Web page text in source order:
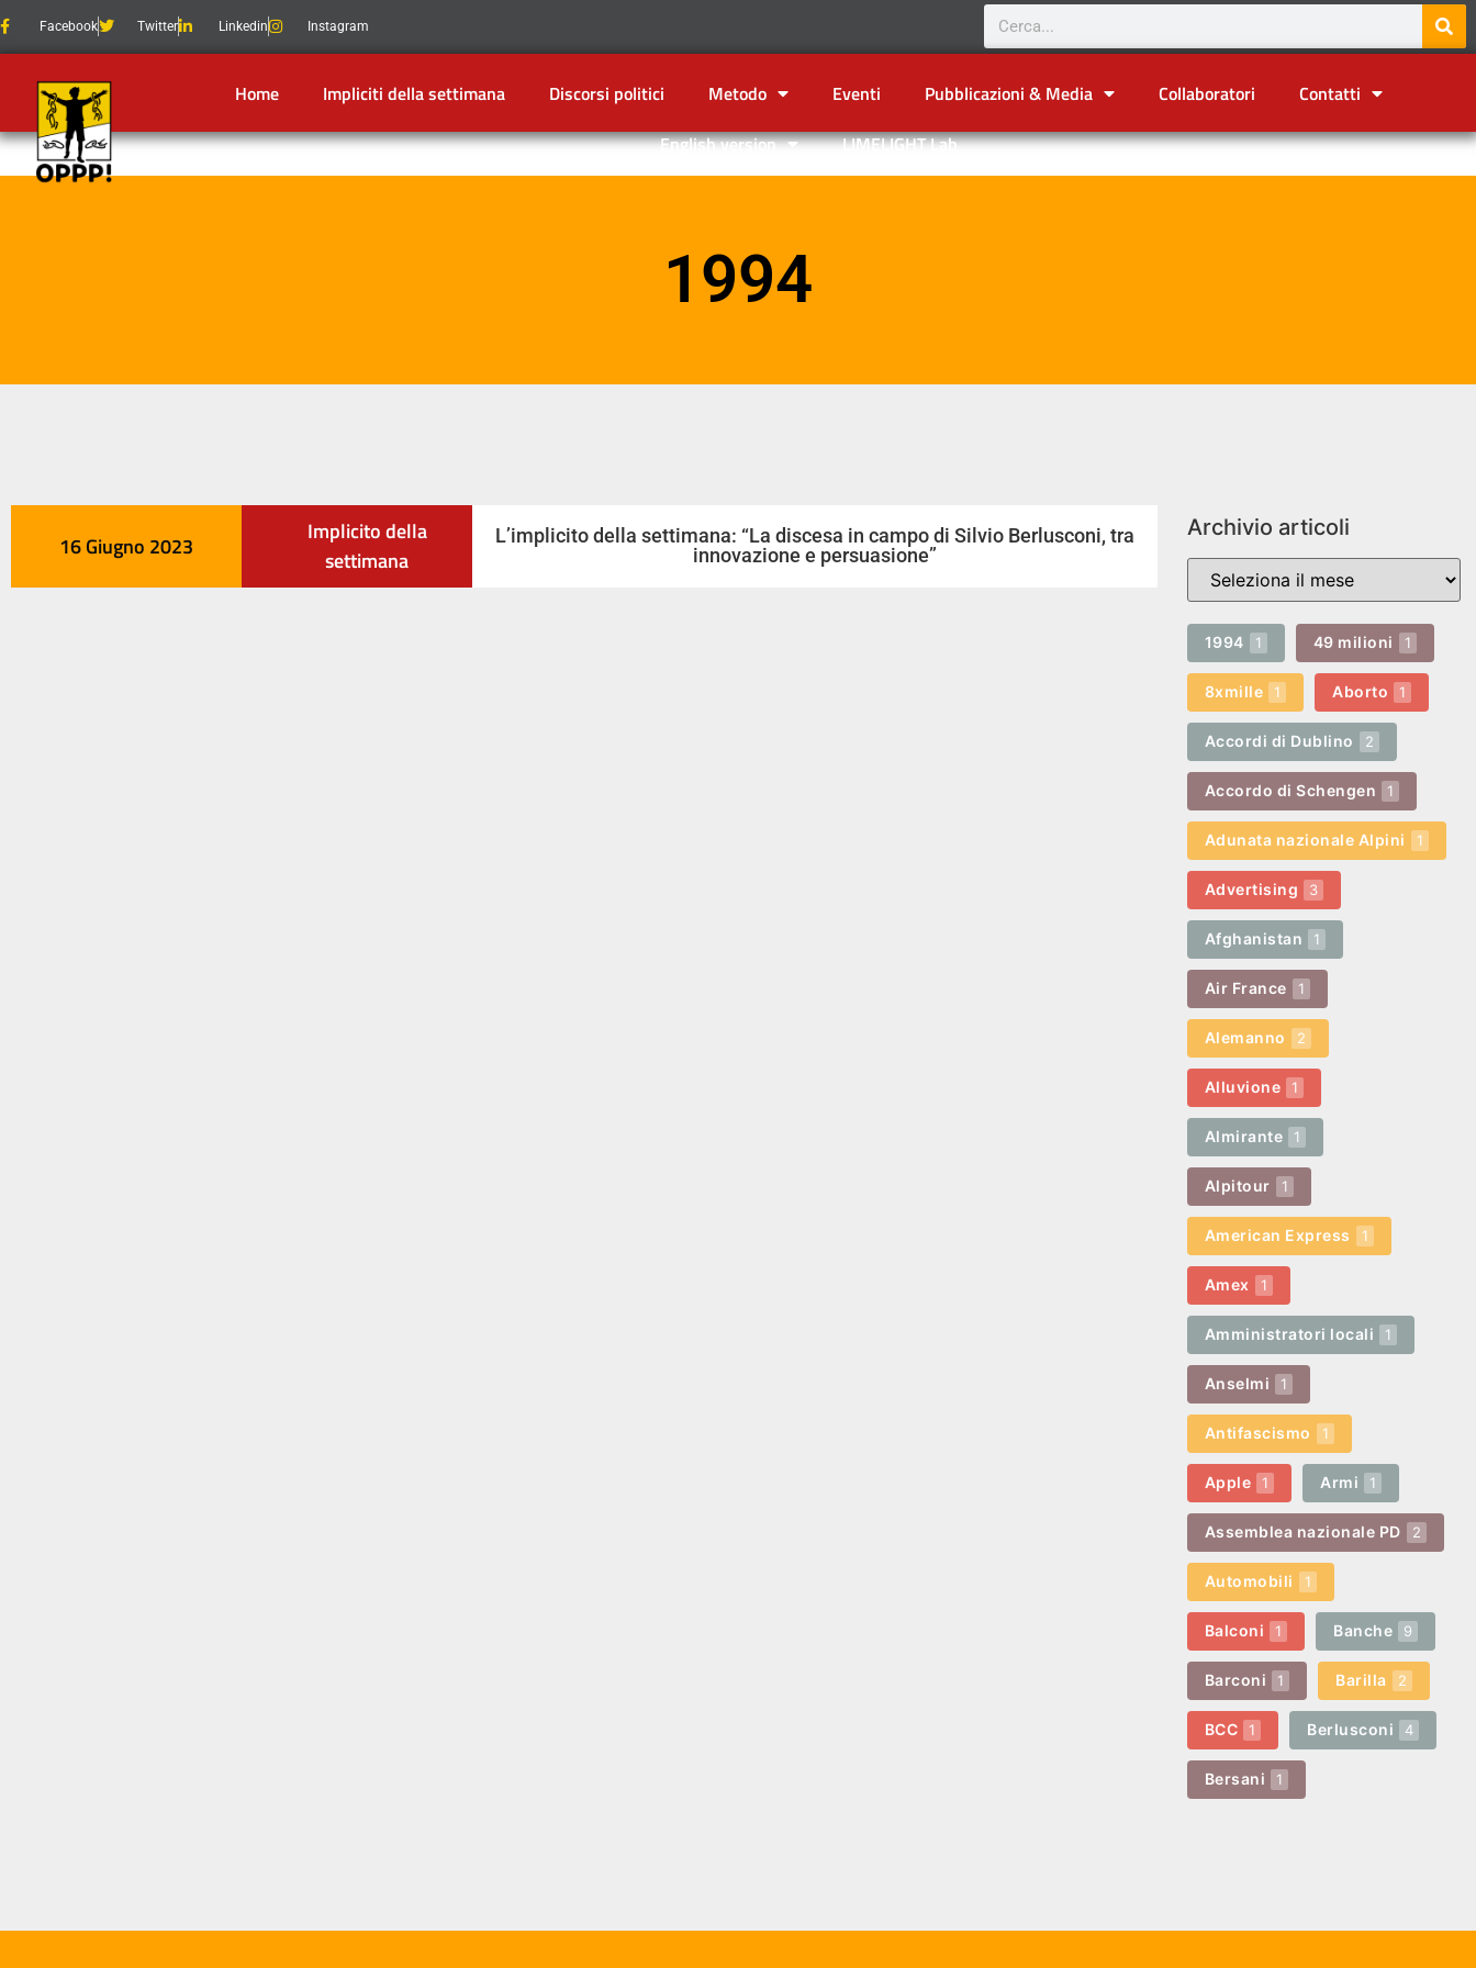
Facebook Twitter Linkedin Instagram
Home Impliciti della settimana Discorsi politici Metodo Eventi Pubblicazioni & Media Collaboratori
Contatti
English version
LIMELIGHT Lab
1994
16 Giugno 2023
Implicito della
settimana
L’implicito della settimana: “La discesa in campo di Silvio Berlusconi, tra
innovazione e persuasione”
Archivio articoli
1994 1 49 milioni 1
8xmille 1 Aborto 1
Accordi di Dublino 2
Accordo di Schengen 1
Adunata nazionale Alpini 1
Advertising 3
Afghanistan 1
Air France 1
Alemanno 2
Alluvione 1
Almirante 1
Alpitour 1
American Express 1
Amex 1
Amministratori locali 1
Anselmi 1
Antifascismo 1
Apple 1 Armi 1
Assemblea nazionale PD 2
Automobili 1
Balconi 1 Banche 9
Barconi 1 Barilla 2
BCC 1 Berlusconi 4
Bersani 1